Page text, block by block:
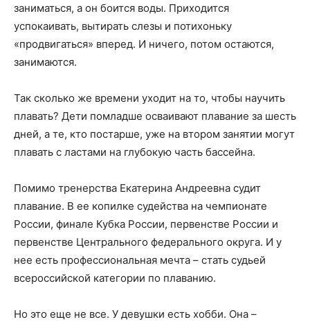
заниматься, а он боится воды. Приходится
успокаивать, вытирать слезы и потихоньку
«продвигаться» вперед. И ничего, потом остаются,
занимаются.
Так сколько же времени уходит на то, чтобы научить
плавать? Дети помладше осваивают плавание за шесть
дней, а те, кто постарше, уже на втором занятии могут
плавать с ластами на глубокую часть бассейна.
Помимо тренерства Екатерина Андреевна судит
плавание. В ее копилке судейства на чемпионате
России, финале Кубка России, первенстве России и
первенстве Центрального федерального округа. И у
нее есть профессиональная мечта – стать судьей
всероссийской категории по плаванию.
Но это еще не все. У девушки есть хобби. Она –